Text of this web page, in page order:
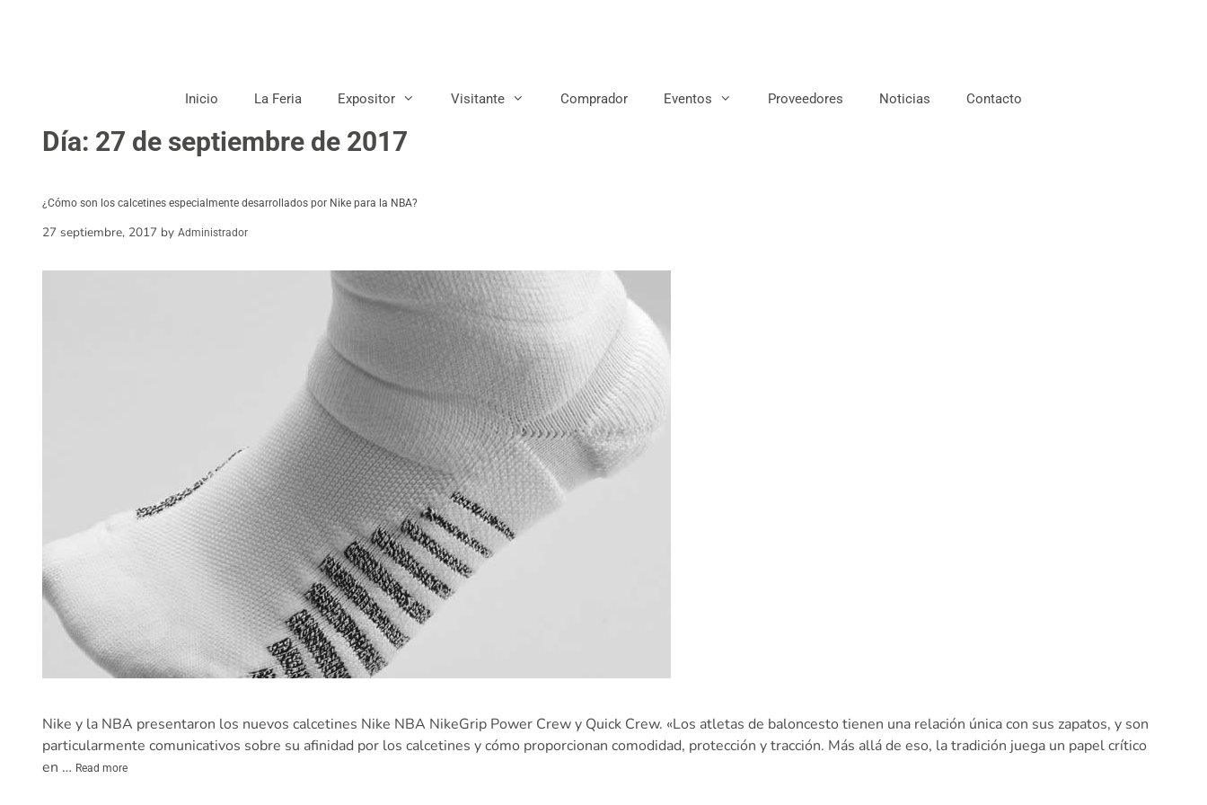
Inicio La Feria Expositor Visitante Comprador Eventos Proveedores Noticias Contacto
Día: 27 de septiembre de 2017
¿Cómo son los calcetines especialmente desarrollados por Nike para la NBA?
27 septiembre, 2017 by Administrador
Nike y la NBA presentaron los nuevos calcetines Nike NBA NikeGrip Power Crew y Quick Crew. «Los atletas de baloncesto tienen una relación única con sus zapatos, y son
particularmente comunicativos sobre su afinidad por los calcetines y cómo proporcionan comodidad, protección y tracción. Más allá de eso, la tradición juega un papel crítico
en … Read more